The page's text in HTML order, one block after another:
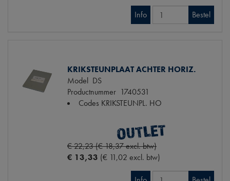
Info Bestel
KRIKSTEUNPLAAT ACHTER HORIZ.
Model DS
Productnummer 1740531
Codes KRIKSTEUNPL. HO
€ 22,23 (€ 18,37 excl. btw)
€ 13,33 (€ 11,02 excl. btw)